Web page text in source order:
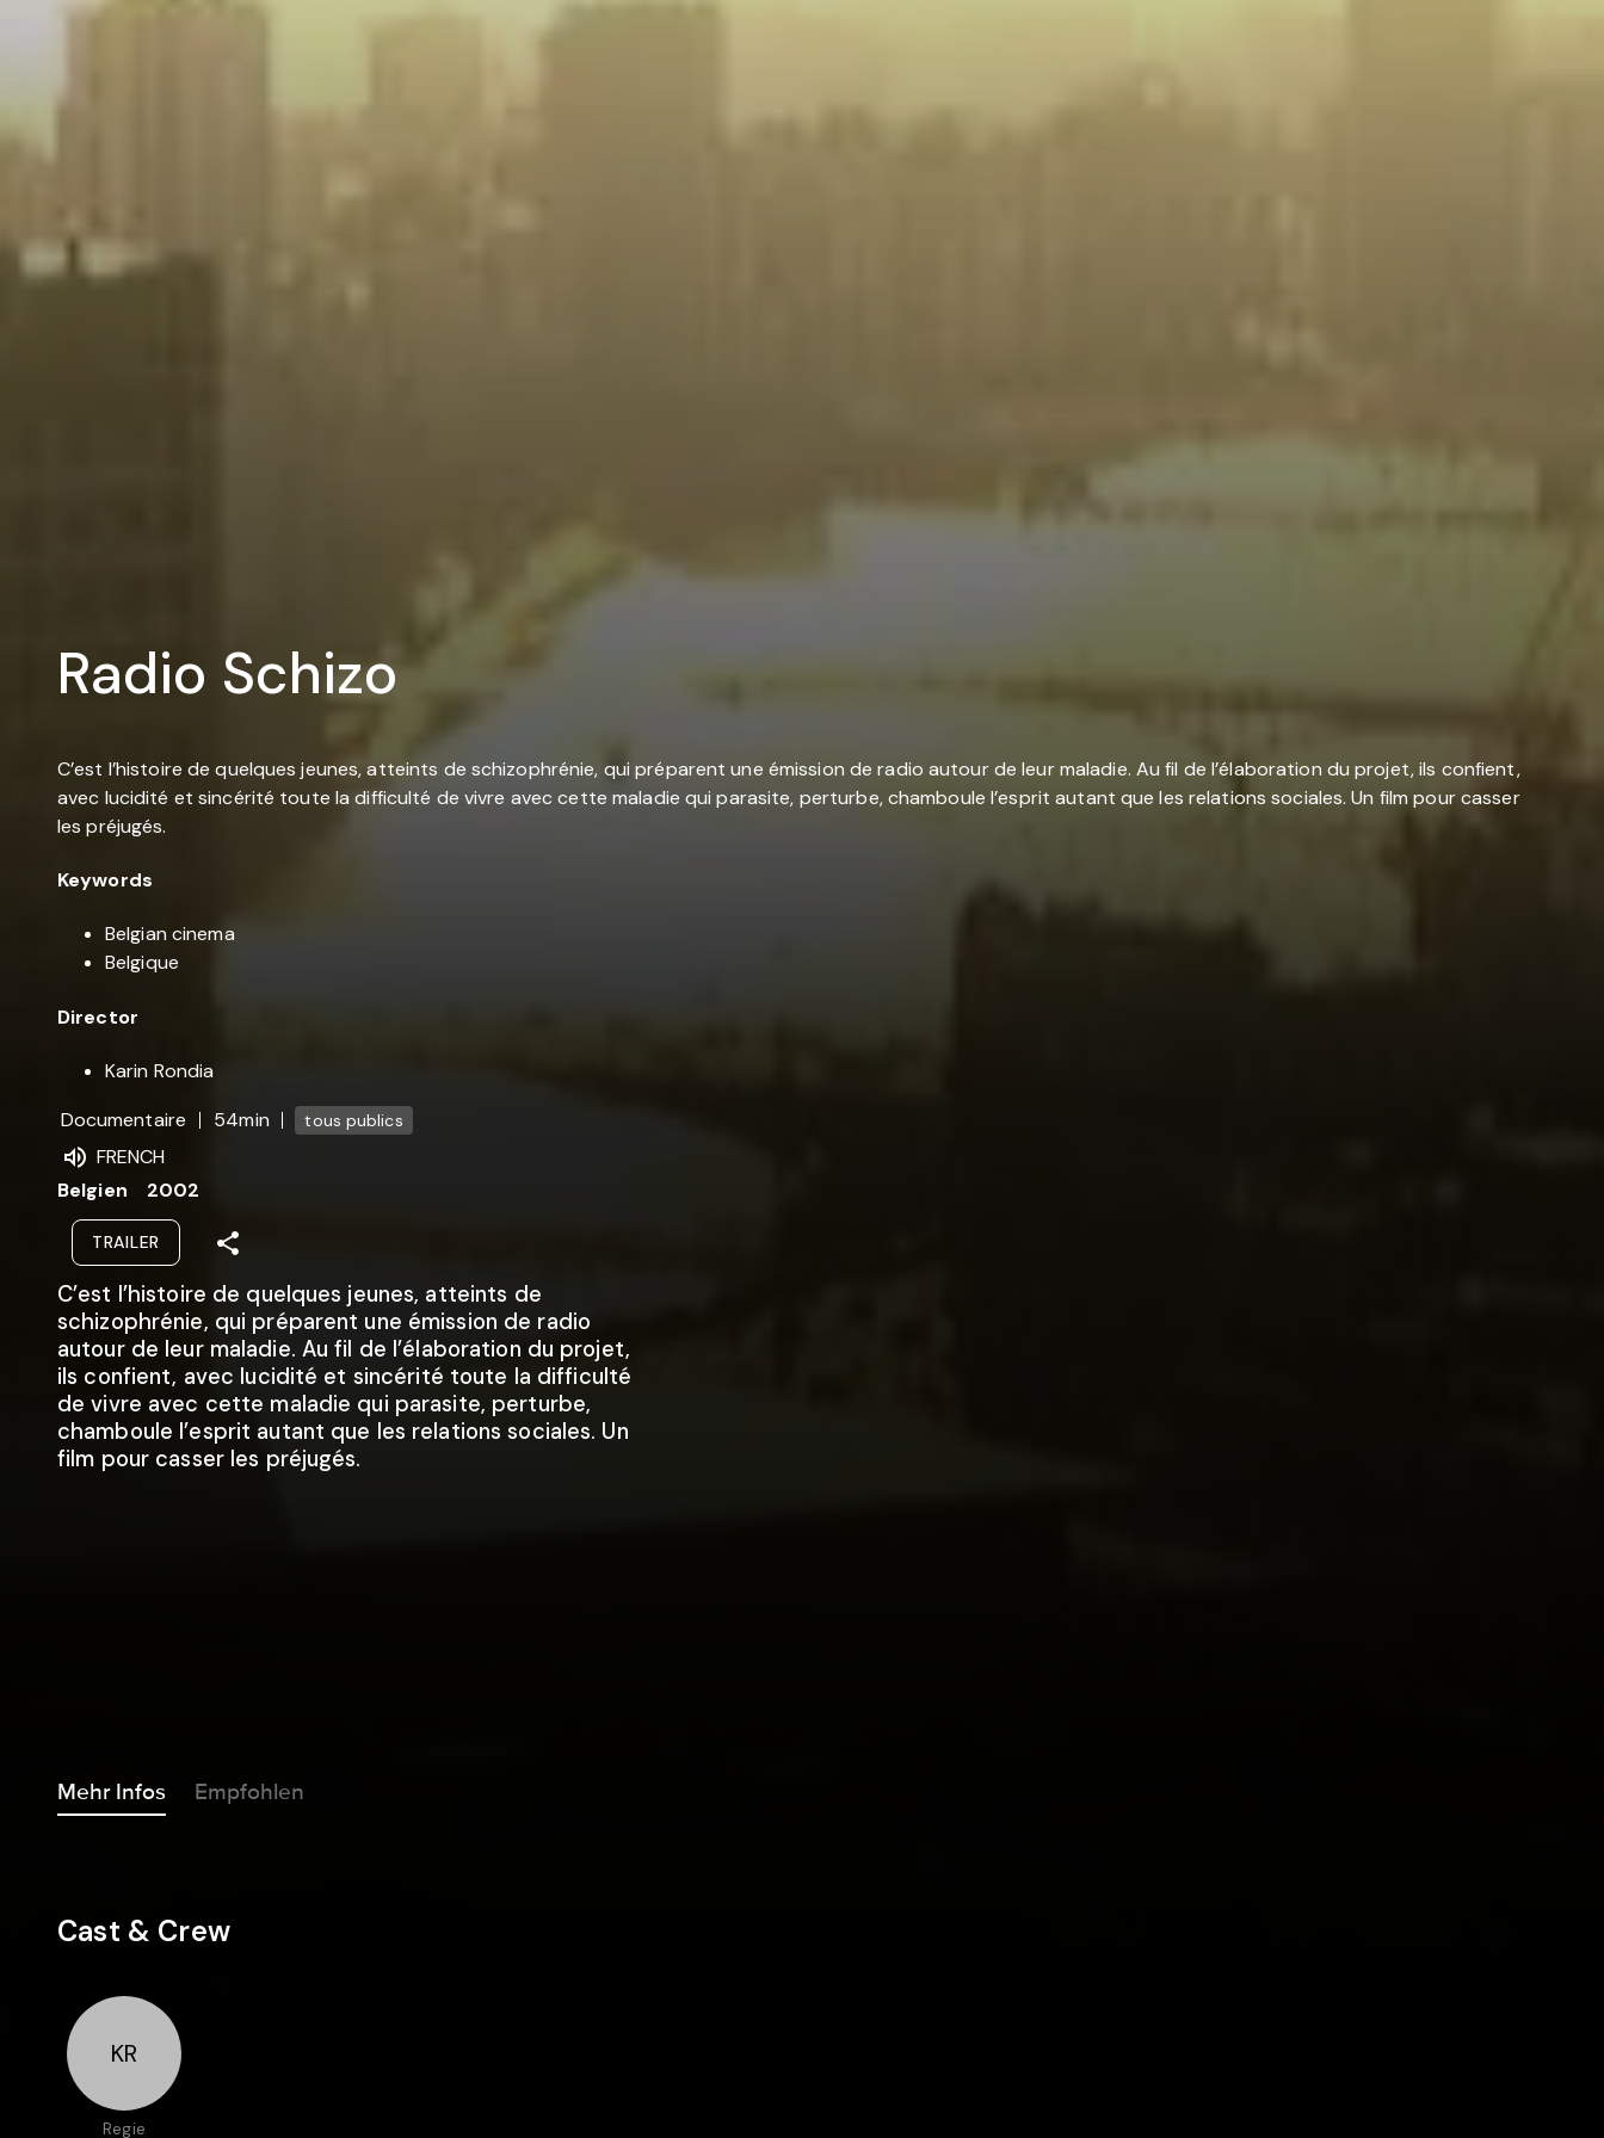
Radio Schizo
C’est l’histoire de quelques jeunes, atteints de schizophrénie, qui préparent une émission de radio autour de leur maladie. Au fil de l’élaboration du projet, ils confient,
avec lucidité et sincérité toute la difficulté de vivre avec cette maladie qui parasite, perturbe, chamboule l’esprit autant que les relations sociales. Un film pour casser
les préjugés.
Keywords
Belgian cinema
Belgique
Director
Karin Rondia
Documentaire
54min tous publics
FRENCH
Belgien
2002
TRAILER
C’est l’histoire de quelques jeunes, atteints de
schizophrénie, qui préparent une émission de radio
autour de leur maladie. Au fil de l’élaboration du projet,
ils confient, avec lucidité et sincérité toute la difficulté
de vivre avec cette maladie qui parasite, perturbe,
chamboule l’esprit autant que les relations sociales. Un
film pour casser les préjugés.
Mehr Infos Empfohlen
Cast & Crew
KR
Regie